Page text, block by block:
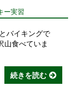
ー実習
バイキングで
山食べていま
続きを読む